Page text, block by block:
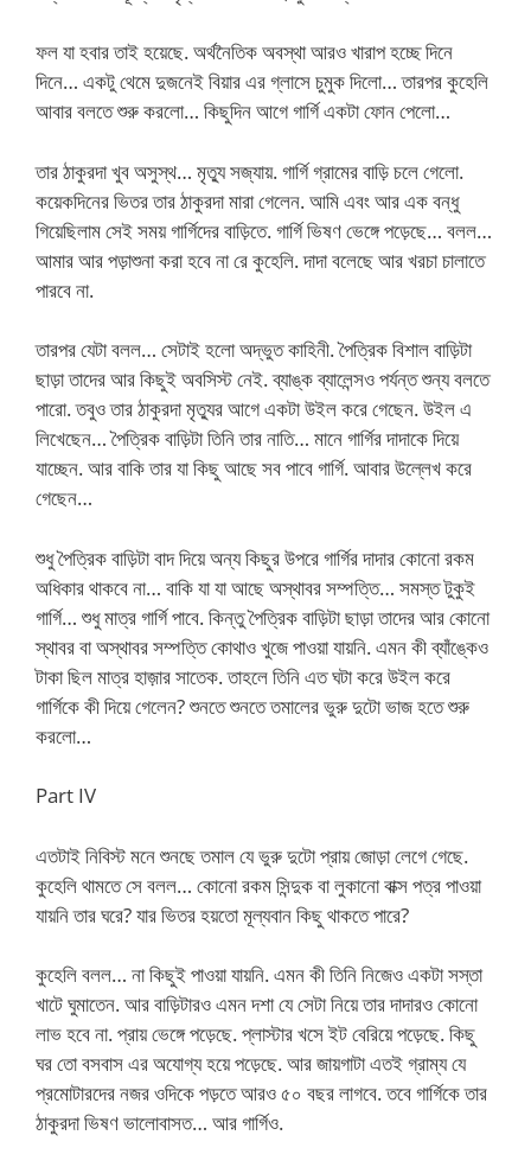
ফল যা হবার তাই হয়েছে. অর্থনৈতিক অবস্থা আরও খারাপ হচ্ছে দিনে
দিনে… একটু থেমে দুজনেই বিয়ার এর গ্লাসে চুমুক দিলো… তারপর কুহেলি
আবার বলতে শুরু করলো… কিছুদিন আগে গার্গি একটা ফোন পেলো…
তার ঠাকুরদা খুব অসুস্থ… মৃত্যু সজ্যায়. গার্গি গ্রামের বাড়ি চলে গেলো.
কয়েকদিনের ভিতর তার ঠাকুরদা মারা গেলেন. আমি এবং আর এক বন্ধু
গিয়েছিলাম সেই সময় গার্গিদের বাড়িতে. গার্গি ভিষণ ভেঙ্গে পড়েছে… বলল…
আমার আর পড়াশুনা করা হবে না রে কুহেলি. দাদা বলেছে আর খরচা চালাতে
পারবে না.
তারপর যেটা বলল… সেটাই হলো অদ্ভুত কাহিনী. পৈত্রিক বিশাল বাড়িটা
ছাড়া তাদের আর কিছুই অবসিস্ট নেই. ব্যাঙ্ক ব্যালেন্সও পর্যন্ত শুন্য বলতে
পারো. তবুও তার ঠাকুরদা মৃত্যুর আগে একটা উইল করে গেছেন. উইল এ
লিখেছেন… পৈত্রিক বাড়িটা তিনি তার নাতি… মানে গার্গির দাদাকে দিয়ে
যাচ্ছেন. আর বাকি তার যা কিছু আছে সব পাবে গার্গি. আবার উল্লেখ করে
গেছেন…
শুধু পৈত্রিক বাড়িটা বাদ দিয়ে অন্য কিছুর উপরে গার্গির দাদার কোনো রকম
অধিকার থাকবে না… বাকি যা যা আছে অস্থাবর সম্পত্তি… সমস্ত টুকুই
গার্গি… শুধু মাত্র গার্গি পাবে. কিন্তু পৈত্রিক বাড়িটা ছাড়া তাদের আর কোনো
স্থাবর বা অস্থাবর সম্পত্তি কোথাও খুজে পাওয়া যায়নি. এমন কী ব্যাঁঙ্কেও
টাকা ছিল মাত্র হাজ়ার সাতেক. তাহলে তিনি এত ঘটা করে উইল করে
গার্গিকে কী দিয়ে গেলেন? শুনতে শুনতে তমালের ভুরু দুটো ভাজ হতে শুরু
করলো…
Part IV
এতটাই নিবিস্ট মনে শুনছে তমাল যে ভুরু দুটো প্রায় জোড়া লেগে গেছে.
কুহেলি থামতে সে বলল… কোনো রকম সিন্দুক বা লুকানো বাক্স পত্র পাওয়া
যায়নি তার ঘরে? যার ভিতর হয়তো মূল্যবান কিছু থাকতে পারে?
কুহেলি বলল… না কিছুই পাওয়া যায়নি. এমন কী তিনি নিজেও একটা সস্তা
খাটে ঘুমাতেন. আর বাড়িটারও এমন দশা যে সেটা নিয়ে তার দাদারও কোনো
লাভ হবে না. প্রায় ভেঙ্গে পড়েছে. প্লাস্টার খসে ইট বেরিয়ে পড়েছে. কিছু
ঘর তো বসবাস এর অযোগ্য হয়ে পড়েছে. আর জায়গাটা এতই গ্রাম্য যে
প্রমোটারদের নজর ওদিকে পড়তে আরও ৫০ বছর লাগবে. তবে গার্গিকে তার
ঠাকুরদা ভিষণ ভালোবাসত… আর গার্গিও.